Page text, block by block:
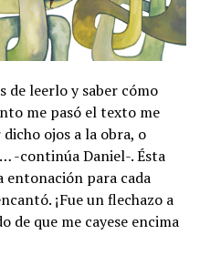
de leerlo y saber cómo
me pasó el texto me
ojos a la obra, o
-continúa Daniel-. Ésta
entonación para cada
¡Fue un flechazo a
de que me cayese encima